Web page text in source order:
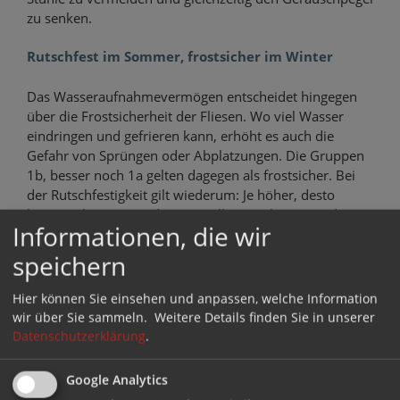
zu senken.
Rutschfest im Sommer, frostsicher im Winter
Das Wasseraufnahmevermögen entscheidet hingegen
über die Frostsicherheit der Fliesen. Wo viel Wasser
eindringen und gefrieren kann, erhöht es auch die
Gefahr von Sprüngen oder Abplatzungen. Die Gruppen
1b, besser noch 1a gelten dagegen als frostsicher. Bei
der Rutschfestigkeit gilt wiederum: Je höher, desto
besser. Klasse R10 oder R11 sollte es schon sein, damit
bei Nässe keine Rutschpartie droht.
Vor Projektbeginn lohnt es sich außerdem, neben dem
Verlegemuster auch die Unterkonstruktion und
Einfassungen der gefliesten Fläche frühzeitig
einzuplanen. Fliesen auf der Terrasse erfordern ein
Drainage gegen Staunässe. Und Abschlüsse aus
Naturstein können das Gesamtbild noch einmal deutlich
Informationen, die wir
speichern
Hier können Sie einsehen und anpassen, welche Information
wir über Sie sammeln. Weitere Details finden Sie in unserer
Datenschutzerklärung.
Google Analytics